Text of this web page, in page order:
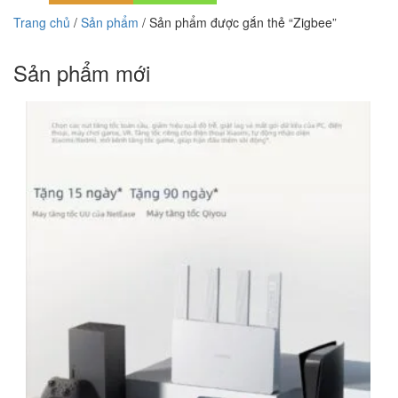
Trang chủ / Sản phẩm / Sản phẩm được gắn thẻ “Zigbee”
Sản phẩm mới